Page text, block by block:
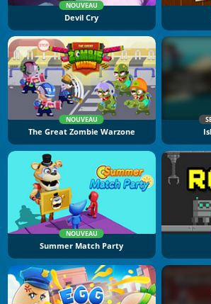
NOUVEAU
Devil Cry
NOUVEAU
The Great Zombie Warzone
NOUVEAU
Summer Match Party